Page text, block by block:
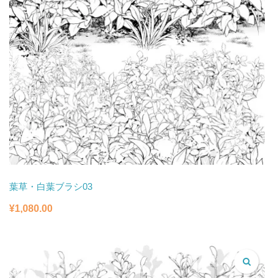
葉草・白葉ブラシ03
¥1,080.00